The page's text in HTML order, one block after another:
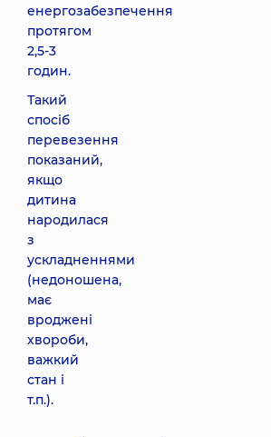
енергозабезпечення
протягом
2,5-3
годин.
Такий
спосіб
перевезення
показаний,
якщо
дитина
народилася
з
ускладненнями
(недоношена,
має
вроджені
хвороби,
важкий
стан і
т.п.).